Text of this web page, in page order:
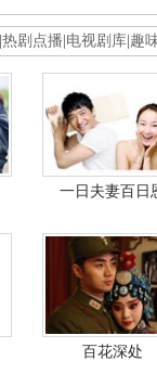
热剧点播 电视剧库 趣
一日夫妻百日
百花深处